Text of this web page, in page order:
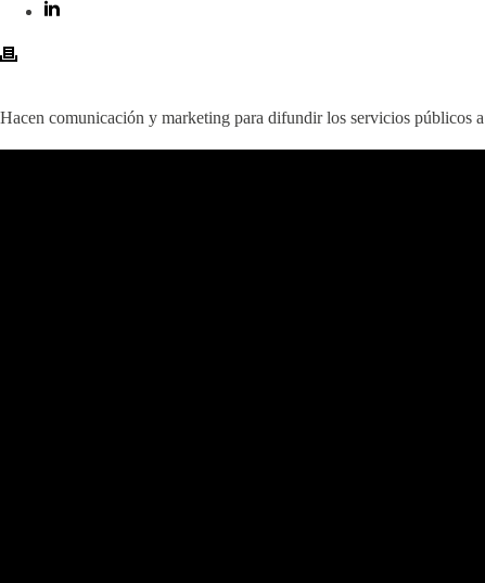
Hacen comunicación y marketing para difundir los servicios públicos